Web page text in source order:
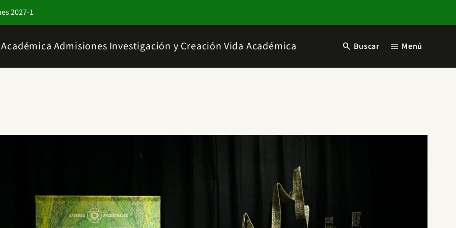
2027-1
Admisiones Investigación y Creación Vida Académica search Buscar menu Menú